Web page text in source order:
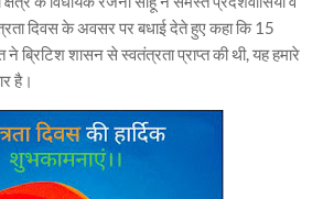
दिवस के अवसर पर बधाई देते हुए कहा कि 15
ब्रिटिश शासन से स्वतंत्रता प्राप्त की थी, यह हमारे
है।